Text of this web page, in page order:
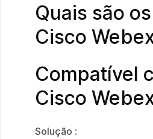
Quais são
Cisco
Compatível
Cisco
Solução :